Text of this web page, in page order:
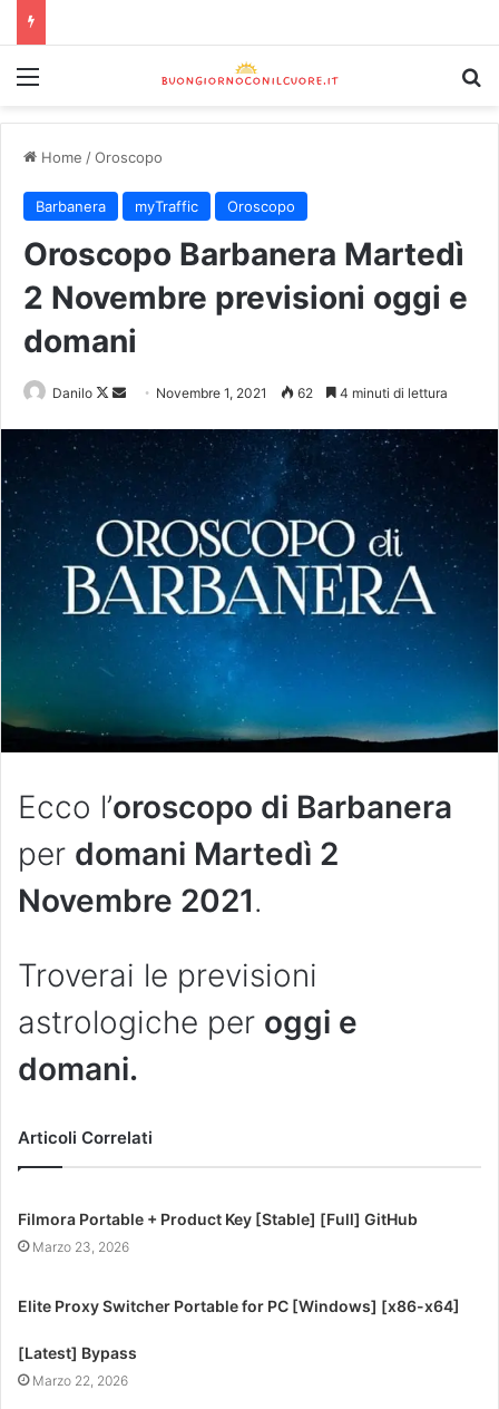
Home /Oroscopo
Barbanera myTraffic Oroscopo
Oroscopo Barbanera Martedì
2 Novembre previsioni oggi e
domani
Danilo Novembre 1, 2021 62 4 minuti di lettura
Ecco l’oroscopo di Barbanera
per domani Martedì 2
Novembre 2021.
Troverai le previsioni
astrologiche per oggi e
domani.
Articoli Correlati
Filmora Portable + Product Key [Stable] [Full] GitHub
Marzo 23, 2026
Elite Proxy Switcher Portable for PC [Windows] [x86-x64]
[Latest] Bypass
Marzo 22, 2026